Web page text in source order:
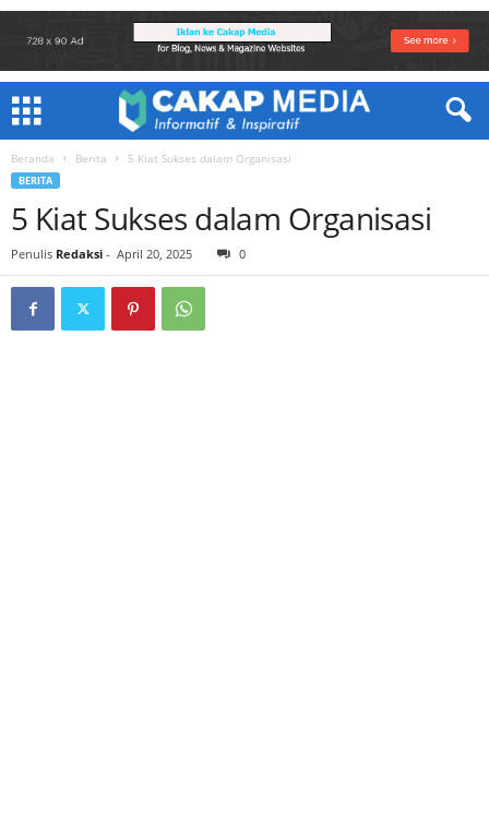
Beranda Berita 5 Kiat Sukses dalam Organisasi
BERITA
5 Kiat Sukses dalam Organisasi
Penulis Redaksi - April 20, 2025 0